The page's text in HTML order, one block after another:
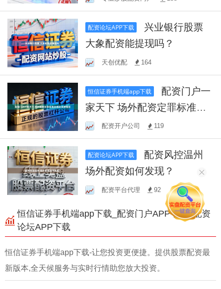
配资论坛APP下载
大象配资能提现吗？
天创优配 164
恒信证券手机端app下载
家天下 场外配资定罪标准及
相关法律规定
配资开户公司 119
配资论坛APP下载
场外配资如何发现？
配资平台代理 92
恒信证券手机端app下载_配资门户APP下载_配资
论坛APP下载
恒信证券手机端app下载-让您投资更便捷。提供股票配资最
新版本,全天候服务与实时行情助您放大投资。